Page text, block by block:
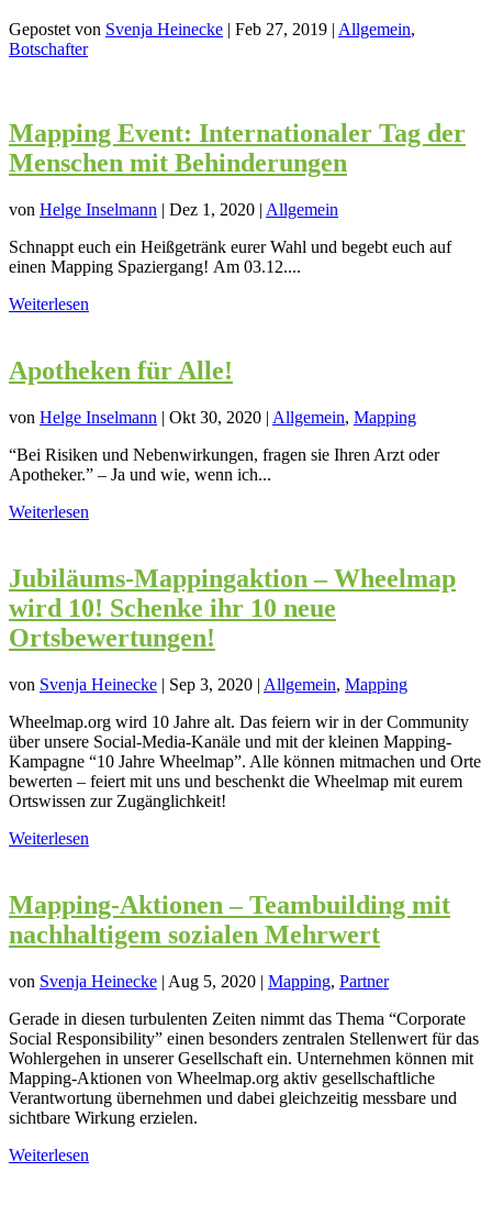
Gepostet von Svenja Heinecke | Feb 27, 2019 | Allgemein,
Botschafter
Mapping Event: Internationaler Tag der
Menschen mit Behinderungen
von Helge Inselmann | Dez 1, 2020 | Allgemein
Schnappt euch ein Heißgetränk eurer Wahl und begebt euch auf
einen Mapping Spaziergang! Am 03.12....
Weiterlesen
Apotheken für Alle!
von Helge Inselmann | Okt 30, 2020 | Allgemein, Mapping
“Bei Risiken und Nebenwirkungen, fragen sie Ihren Arzt oder
Apotheker.” – Ja und wie, wenn ich...
Weiterlesen
Jubiläums-Mappingaktion – Wheelmap
wird 10! Schenke ihr 10 neue
Ortsbewertungen!
von Svenja Heinecke | Sep 3, 2020 | Allgemein, Mapping
Wheelmap.org wird 10 Jahre alt. Das feiern wir in der Community
über unsere Social-Media-Kanäle und mit der kleinen Mapping-
Kampagne “10 Jahre Wheelmap”. Alle können mitmachen und Orte
bewerten – feiert mit uns und beschenkt die Wheelmap mit eurem
Ortswissen zur Zugänglichkeit!
Weiterlesen
Mapping-Aktionen – Teambuilding mit
nachhaltigem sozialen Mehrwert
von Svenja Heinecke | Aug 5, 2020 | Mapping, Partner
Gerade in diesen turbulenten Zeiten nimmt das Thema “Corporate
Social Responsibility” einen besonders zentralen Stellenwert für das
Wohlergehen in unserer Gesellschaft ein. Unternehmen können mit
Mapping-Aktionen von Wheelmap.org aktiv gesellschaftliche
Verantwortung übernehmen und dabei gleichzeitig messbare und
sichtbare Wirkung erzielen.
Weiterlesen